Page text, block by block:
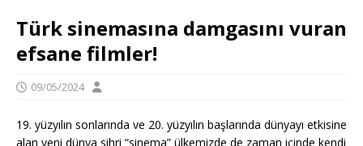
Türk sinemasına damgasını vuran
efsane filmler!
09/05/2024
19. yüzyılın sonlarında ve 20. yüzyılın başlarında dünyayı etkisine
alan yeni dünya sihri “sinema” ülkemizde de zaman içinde kendi